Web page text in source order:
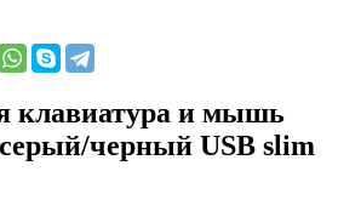
клавиатура и мышь
черный USB slim